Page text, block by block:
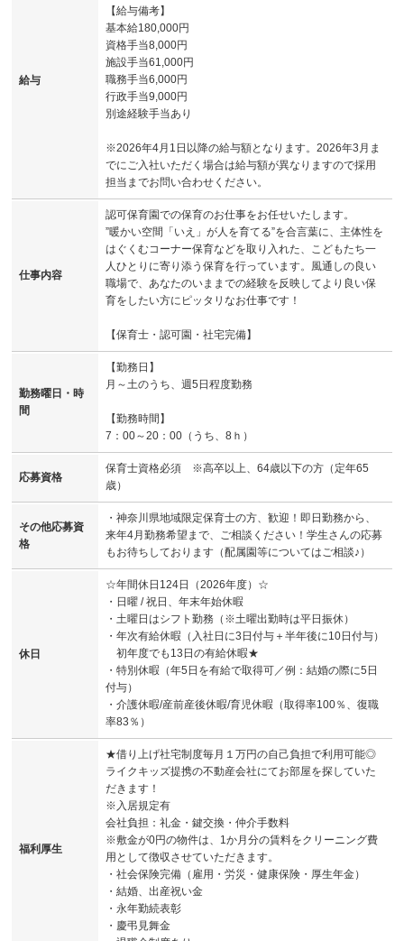
給与
【給与備考】
基本給180,000円
資格手当8,000円
施設手当61,000円
職務手当6,000円
行政手当9,000円
別途経験手当あり
※2026年4月1日以降の給与額となります。2026年3月ま
でにご入社いただく場合は給与額が異なりますので採用
担当までお問い合わせください。
仕事内容
認可保育園での保育のお仕事をお任せいたします。
”暖かい空間「いえ」が人を育てる”を合言葉に、主体性を
はぐくむコーナー保育などを取り入れた、こどもたち一
人ひとりに寄り添う保育を行っています。風通しの良い
職場で、あなたのいままでの経験を反映してより良い保
育をしたい方にピッタリなお仕事です！
【保育士・認可園・社宅完備】
勤務曜日・時
間
【勤務日】
月～土のうち、週5日程度勤務
【勤務時間】
7：00～20：00（うち、8ｈ）
応募資格
保育士資格必須 ※高卒以上、64歳以下の方（定年65
歳）
その他応募資
格
・神奈川県地域限定保育士の方、歓迎！即日勤務から、
来年4月勤務希望まで、ご相談ください！学生さんの応募
もお待ちしております（配属園等についてはご相談♪）
休日
☆年間休日124日（2026年度）☆
・日曜 / 祝日、年末年始休暇
・土曜日はシフト勤務（※土曜出勤時は平日振休）
・年次有給休暇（入社日に3日付与＋半年後に10日付与）
初年度でも13日の有給休暇★
・特別休暇（年5日を有給で取得可／例：結婚の際に5日
付与）
・介護休暇/産前産後休暇/育児休暇（取得率100％、復職
率83％）
福利厚生
★借り上げ社宅制度毎月１万円の自己負担で利用可能◎
ライクキッズ提携の不動産会社にてお部屋を探していた
だきます！
※入居規定有
会社負担：礼金・鍵交換・仲介手数料
※敷金が0円の物件は、1か月分の賃料をクリーニング費
用として徴収させていただきます。
・社会保険完備（雇用・労災・健康保険・厚生年金）
・結婚、出産祝い金
・永年勤続表彰
・慶弔見舞金